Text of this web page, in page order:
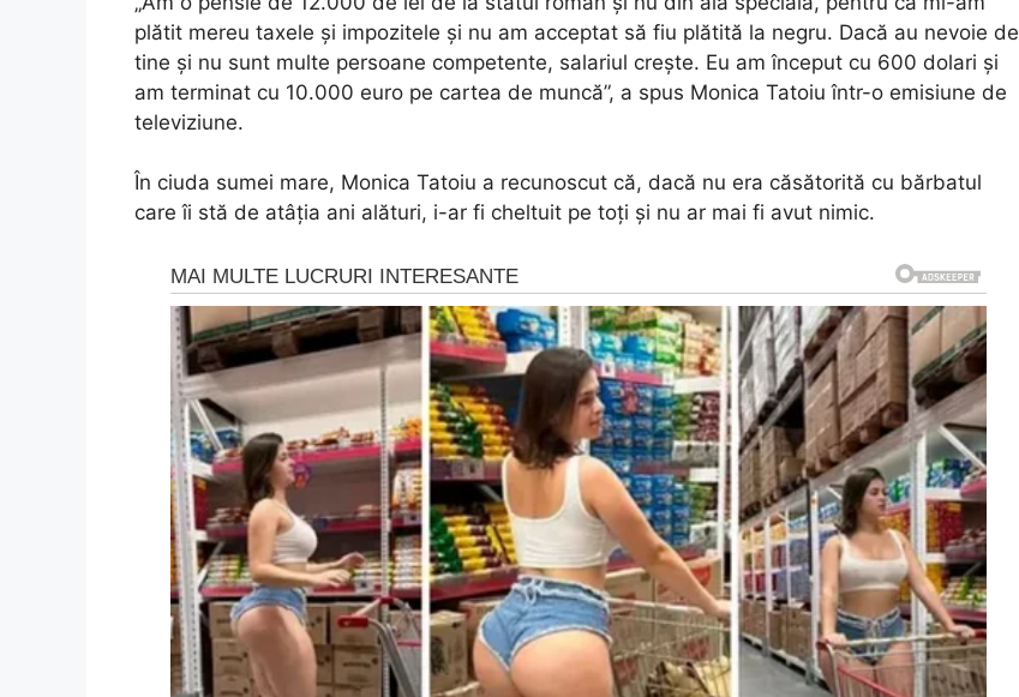
plătit mereu taxele şi impozitele şi nu am acceptat să fiu plătită la negru. Dacă au nevoie de
tine şi nu sunt multe persoane competente, salariul creşte. Eu am început cu 600 dolari şi
am terminat cu 10.000 euro pe cartea de muncă”, a spus Monica Tatoiu într-o emisiune de
televiziune.
În ciuda sumei mare, Monica Tatoiu a recunoscut că, dacă nu era căsătorită cu bărbatul
care îi stă de atâţia ani alături, i-ar fi cheltuit pe toţi şi nu ar mai fi avut nimic.